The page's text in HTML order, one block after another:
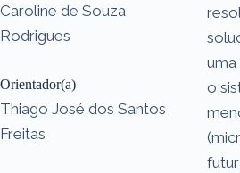
Caroline de Souza
Rodrigues
Orientador(a)
Thiago José dos Santos
Freitas
o